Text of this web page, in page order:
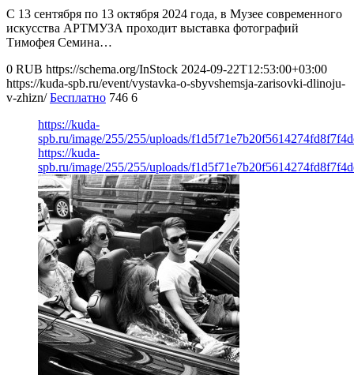
С 13 сентября по 13 октября 2024 года, в Музее современного
искусства АРТМУЗА проходит выставка фотографий
Тимофея Семина…
0 RUB https://schema.org/InStock 2024-09-22T12:53:00+03:00
https://kuda-spb.ru/event/vystavka-o-sbyvshemsja-zarisovki-dlinoju-
v-zhizn/ Бесплатно 746 6
https://kuda-
spb.ru/image/255/255/uploads/
https://kuda-
spb.ru/image/255/255/uploads/